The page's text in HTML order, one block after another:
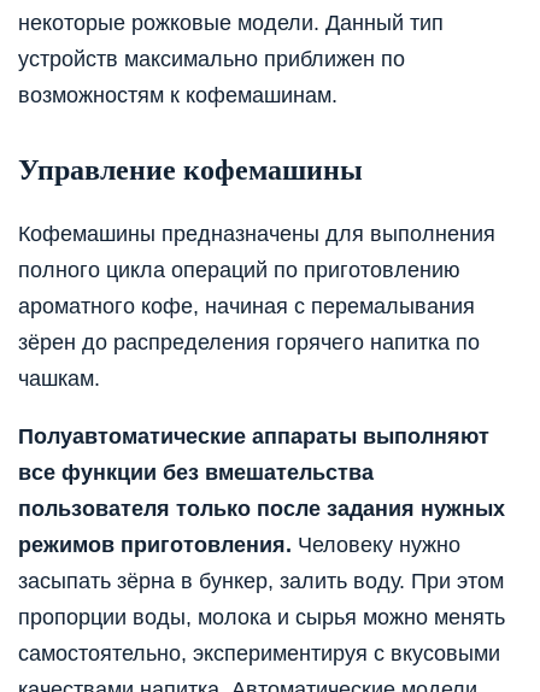
некоторые рожковые модели. Данный тип
устройств максимально приближен по
возможностям к кофемашинам.
Управление кофемашины
Кофемашины предназначены для выполнения
полного цикла операций по приготовлению
ароматного кофе, начиная с перемалывания
зёрен до распределения горячего напитка по
чашкам.
Полуавтоматические аппараты выполняют
все функции без вмешательства
пользователя только после задания нужных
режимов приготовления. Человеку нужно
засыпать зёрна в бункер, залить воду. При этом
пропорции воды, молока и сырья можно менять
самостоятельно, экспериментируя с вкусовыми